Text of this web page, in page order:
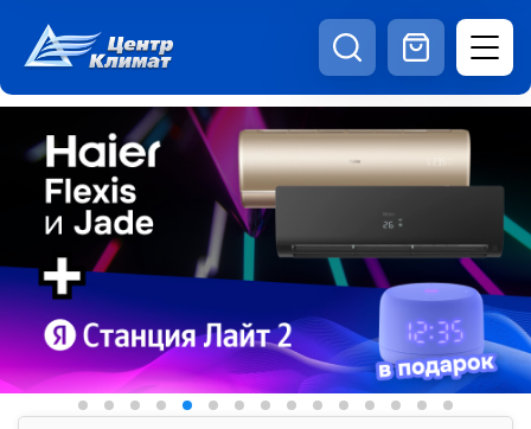
Каталог Наши видео
Статьи
Наши работы Отзывы
Доставка и оплата Оферта
Контакты
8:00 - 20:00 Шоурум
+7 (495) 150-69-19 zakaz@centrclimat.ru